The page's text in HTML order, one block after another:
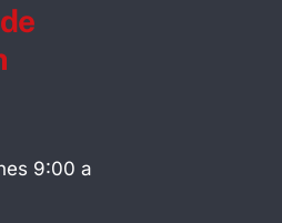
9:00 a